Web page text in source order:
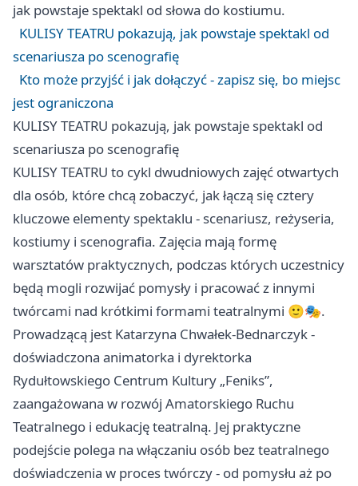
jak powstaje spektakl od słowa do kostiumu.
KULISY TEATRU pokazują, jak powstaje spektakl od
scenariusza po scenografię
Kto może przyjść i jak dołączyć - zapisz się, bo miejsc
jest ograniczona
KULISY TEATRU pokazują, jak powstaje spektakl od
scenariusza po scenografię
KULISY TEATRU to cykl dwudniowych zajęć otwartych
dla osób, które chcą zobaczyć, jak łączą się cztery
kluczowe elementy spektaklu - scenariusz, reżyseria,
kostiumy i scenografia. Zajęcia mają formę
warsztatów praktycznych, podczas których uczestnicy
będą mogli rozwijać pomysły i pracować z innymi
twórcami nad krótkimi formami teatralnymi 🙂🎭.
Prowadzącą jest Katarzyna Chwałek-Bednarczyk -
doświadczona animatorka i dyrektorka
Rydułtowskiego Centrum Kultury „Feniks”,
zaangażowana w rozwój Amatorskiego Ruchu
Teatralnego i edukację teatralną. Jej praktyczne
podejście polega na włączaniu osób bez teatralnego
doświadczenia w proces twórczy - od pomysłu aż po